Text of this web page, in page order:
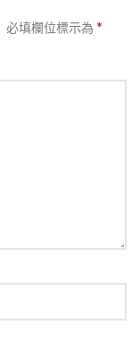
必填欄位標示為 *